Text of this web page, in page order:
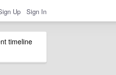
Up Sign In
timeline